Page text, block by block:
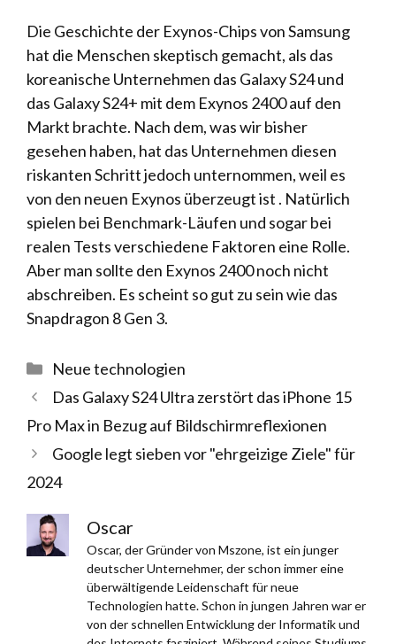
Die Geschichte der Exynos-Chips von Samsung
hat die Menschen skeptisch gemacht, als das
koreanische Unternehmen das Galaxy S24 und
das Galaxy S24+ mit dem Exynos 2400 auf den
Markt brachte. Nach dem, was wir bisher
gesehen haben, hat das Unternehmen diesen
riskanten Schritt jedoch unternommen, weil es
von den neuen Exynos überzeugt ist . Natürlich
spielen bei Benchmark-Läufen und sogar bei
realen Tests verschiedene Faktoren eine Rolle.
Aber man sollte den Exynos 2400 noch nicht
abschreiben. Es scheint so gut zu sein wie das
Snapdragon 8 Gen 3.
Kategorien
Neue technologien
Das Galaxy S24 Ultra zerstört das iPhone 15
Pro Max in Bezug auf Bildschirmreflexionen
Google legt sieben vor "ehrgeizige Ziele" für
2024
Oscar
Oscar, der Gründer von Mszone, ist ein junger
deutscher Unternehmer, der schon immer eine
überwältigende Leidenschaft für neue
Technologien hatte. Schon in jungen Jahren war er
von der schnellen Entwicklung der Informatik und